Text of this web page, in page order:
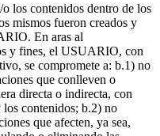
los contenidos dentro de los
mismos fueron creados y
En aras al
y fines, el USUARIO, con
se compromete a: b.1) no
que conlleven o
directa o indirecta, con
los contenidos; b.2) no
que afecten, ya sea,